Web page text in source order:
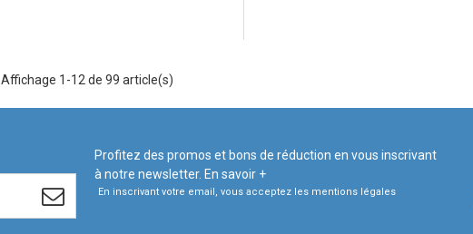
Affichage 1-12 de 99 article(s)
Profitez des promos et bons de réduction en vous inscrivant
à notre newsletter. En savoir +
En inscrivant votre email, vous acceptez les mentions légales